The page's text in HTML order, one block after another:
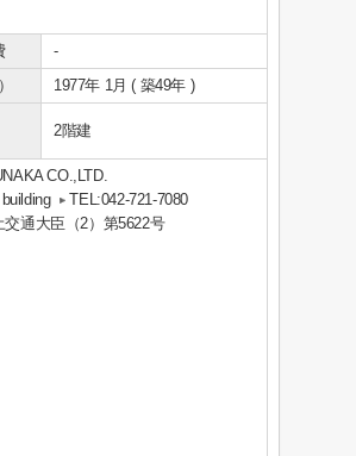
-
1977年 1月 ( 築49年 )
2階建
CO.,LTD.
TEL:042-721-7080
通大臣（2）第5622号